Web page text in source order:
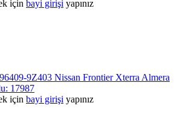
için bayi girişi yapınız
9Z403 Nissan Frontier Xterra Almera
17987
için bayi girişi yapınız